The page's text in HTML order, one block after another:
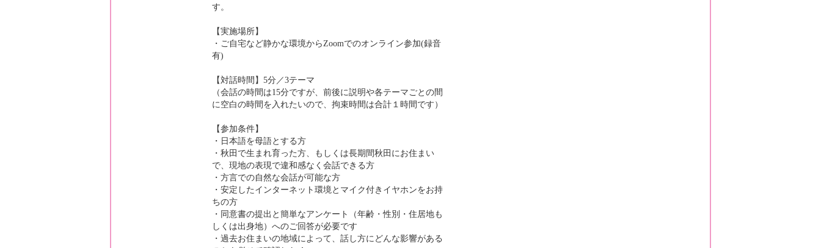
す。
【実施場所】
・ご自宅など静かな環境からZoomでのオンライン参加(録音
有)
【対話時間】5分／3テーマ
（会話の時間は15分ですが、前後に説明や各テーマごとの間
に空白の時間を入れたいので、拘束時間は合計１時間です）
【参加条件】
・日本語を母語とする方
・秋田で生まれ育った方、もしくは長期間秋田にお住まい
で、現地の表現で違和感なく会話できる方
・方言での自然な会話が可能な方
・安定したインターネット環境とマイク付きイヤホンをお持
ちの方
・同意書の提出と簡単なアンケート（年齢・性別・住居地も
しくは出身地）へのご回答が必要です
・過去お住まいの地域によって、話し方にどんな影響がある